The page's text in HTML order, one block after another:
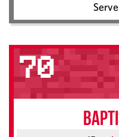
70